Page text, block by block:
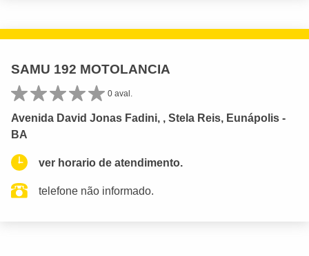
SAMU 192 MOTOLANCIA
0 aval.
Avenida David Jonas Fadini, , Stela Reis, Eunápolis -
BA
ver horario de atendimento.
telefone não informado.